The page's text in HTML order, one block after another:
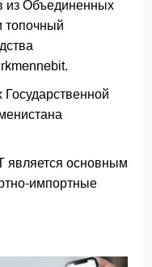
из Объединенных
топочный
является основным
импортные